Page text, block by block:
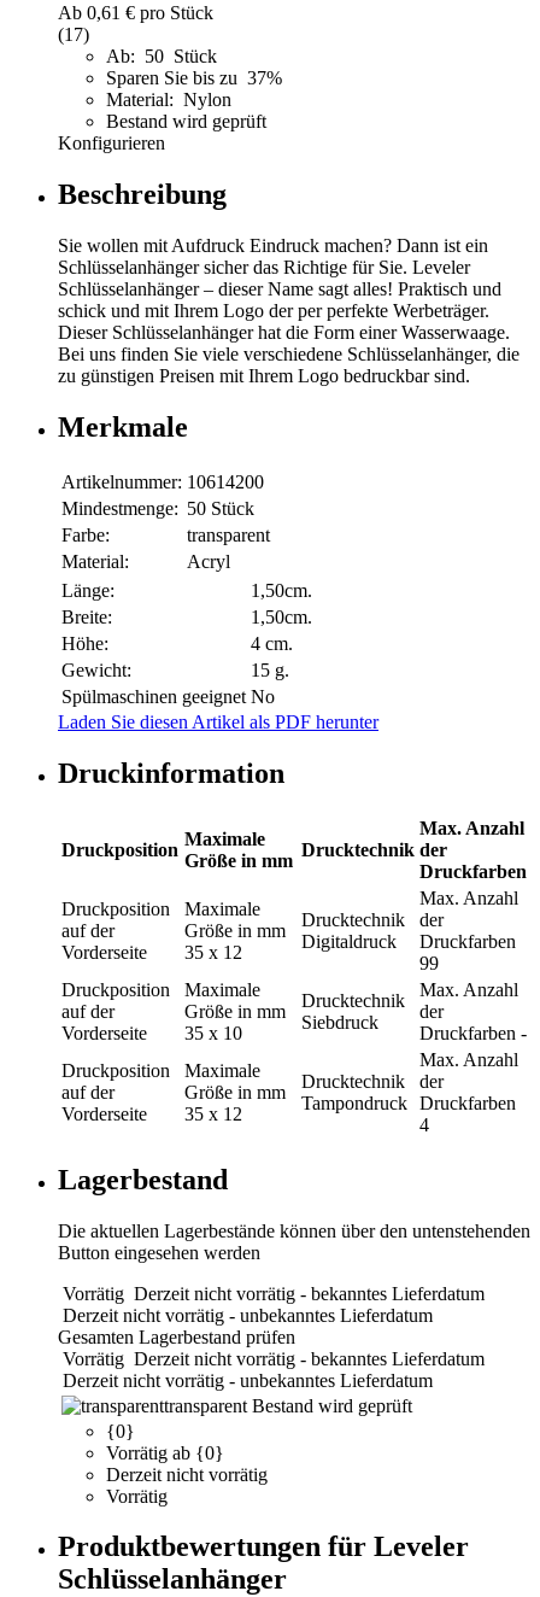
Ab 0,61 € pro Stück
(17)
Ab: 50 Stück
Sparen Sie bis zu 37%
Material: Nylon
Bestand wird geprüft
Konfigurieren
Beschreibung
Sie wollen mit Aufdruck Eindruck machen? Dann ist ein
Schlüsselanhänger sicher das Richtige für Sie. Leveler
Schlüsselanhänger – dieser Name sagt alles! Praktisch und
schick und mit Ihrem Logo der per perfekte Werbeträger.
Dieser Schlüsselanhänger hat die Form einer Wasserwaage.
Bei uns finden Sie viele verschiedene Schlüsselanhänger, die
zu günstigen Preisen mit Ihrem Logo bedruckbar sind.
Merkmale
Artikelnummer: 10614200
Mindestmenge: 50 Stück
Farbe:
transparent
Material:
Acryl
Länge:
1,50cm.
Breite:
1,50cm.
Höhe:
4 cm.
Gewicht:
15 g.
Spülmaschinen geeignet No
Laden Sie diesen Artikel als PDF herunter
Druckinformation
Druckposition
Maximale
Größe in mm
Drucktechnik
Max. Anzahl
der
Druckfarben
Druckposition
auf der
Vorderseite
Maximale
Größe in mm
35 x 12
Drucktechnik
Digitaldruck
Max. Anzahl
der
Druckfarben
99
Druckposition
auf der
Vorderseite
Maximale
Größe in mm
35 x 10
Drucktechnik
Siebdruck
Max. Anzahl
der
Druckfarben -
Druckposition
auf der
Vorderseite
Maximale
Größe in mm
35 x 12
Drucktechnik
Tampondruck
Max. Anzahl
der
Druckfarben
4
Lagerbestand
Die aktuellen Lagerbestände können über den untenstehenden
Button eingesehen werden
Vorrätig Derzeit nicht vorrätig - bekanntes Lieferdatum
Derzeit nicht vorrätig - unbekanntes Lieferdatum
Gesamten Lagerbestand prüfen
Vorrätig Derzeit nicht vorrätig - bekanntes Lieferdatum
Derzeit nicht vorrätig - unbekanntes Lieferdatum
transparent Bestand wird geprüft
{0}
Vorrätig ab {0}
Derzeit nicht vorrätig
Vorrätig
Produktbewertungen für Leveler
Schlüsselanhänger